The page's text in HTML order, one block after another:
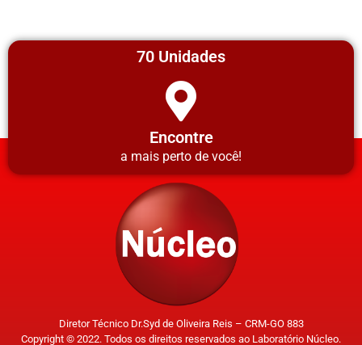
70 Unidades
Encontre
a mais perto de você!
Diretor Técnico Dr.Syd de Oliveira Reis – CRM-GO 883
Copyright © 2022. Todos os direitos reservados ao Laboratório Núcleo.